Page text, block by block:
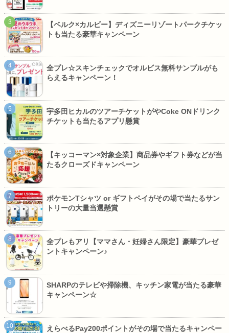
【ベルク×カルビー】ディズニーリゾートパークチケッ
トも当たる豪華キャンペーン
全プレ☆スキンチェックでオルビス無料サンプルがも
らえるキャンペーン！
宇多田ヒカルのツアーチケットがやCoke ONドリンク
チケットも当たるアプリ懸賞
【キッコーマン×対象企業】商品券やギフト券などが当
たるクローズドキャンペーン
ポケモンTシャツ or ギフトペイがその場で当たるサン
トリーの大量当選懸賞
全プレもアリ【ママさん・妊婦さん限定】豪華プレゼ
ントキャンペーン♪
SHARPのテレビや掃除機、キッチン家電が当たる豪華
キャンペーン☆
えらべるPay200ポイントがその場で当たるキャンペー